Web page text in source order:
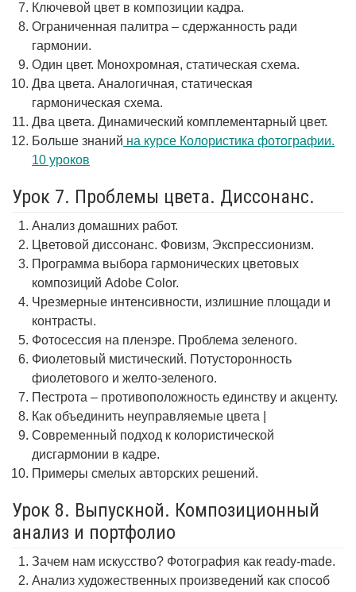
Ключевой цвет в композиции кадра.
Ограниченная палитра – сдержанность ради
гармонии.
Один цвет. Монохромная, статическая схема.
Два цвета. Аналогичная, статическая
гармоническая схема.
Два цвета. Динамический комплементарный цвет.
Больше знаний на курсе Колористика фотографии.
10 уроков
Урок 7. Проблемы цвета. Диссонанс.
Анализ домашних работ.
Цветовой диссонанс. Фовизм, Экспрессионизм.
Программа выбора гармонических цветовых
композиций Adobe Color.
Чрезмерные интенсивности, излишние площади и
контрасты.
Фотосессия на пленэре. Проблема зеленого.
Фиолетовый мистический. Потусторонность
фиолетового и желто-зеленого.
Пестрота – противоположность единству и акценту.
Как объединить неуправляемые цвета |
Современный подход к колористической
дисгармонии в кадре.
Примеры смелых авторских решений.
Урок 8. Выпускной. Композиционный
анализ и портфолио
Зачем нам искусство? Фотография как ready-made.
Анализ художественных произведений как способ